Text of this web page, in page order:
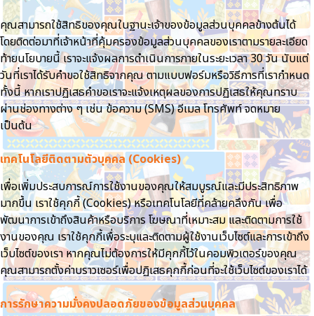
คุณสามารถใช้สิทธิของคุณในฐานะเจ้าของข้อมูลส่วนบุคคลข้างต้นได้
โดยติดต่อมาที่เจ้าหน้าที่คุ้มครองข้อมูลส่วนบุคคลของเราตามรายละเอียด
ท้ายนโยบายนี้ เราจะแจ้งผลการดำเนินการภายในระยะเวลา 30 วัน นับแต่
วันที่เราได้รับคำขอใช้สิทธิจากคุณ ตามแบบฟอร์มหรือวิธีการที่เรากำหนด
ทั้งนี้ หากเราปฏิเสธคำขอเราจะแจ้งเหตุผลของการปฏิเสธให้คุณทราบ
ผ่านช่องทางต่าง ๆ เช่น ข้อความ (SMS) อีเมล โทรศัพท์ จดหมาย
เป็นต้น
เทคโนโลยีติดตามตัวบุคคล (Cookies)
เพื่อเพิ่มประสบการณ์การใช้งานของคุณให้สมบูรณ์และมีประสิทธิภาพ
มากขึ้น เราใช้คุกกี้ (Cookies) หรือเทคโนโลยีที่คล้ายคลึงกัน เพื่อ
พัฒนาการเข้าถึงสินค้าหรือบริการ โฆษณาที่เหมาะสม และติดตามการใช้
งานของคุณ เราใช้คุกกี้เพื่อระบุและติดตามผู้ใช้งานเว็บไซต์และการเข้าถึง
เว็บไซต์ของเรา หากคุณไม่ต้องการให้มีคุกกี้ไว้ในคอมพิวเตอร์ของคุณ
คุณสามารถตั้งค่าบราวเซอร์เพื่อปฏิเสธคุกกี้ก่อนที่จะใช้เว็บไซต์ของเราได้
การรักษาความมั่งคงปลอดภัยของข้อมูลส่วนบุคคล